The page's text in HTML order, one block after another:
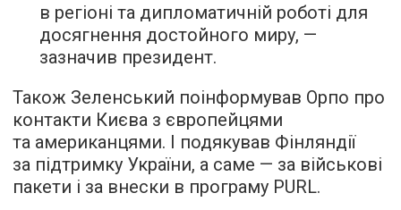
в регіоні та дипломатичній роботі для
досягнення достойного миру, —
зазначив президент.
Також Зеленський поінформував Орпо про
контакти Києва з європейцями
та американцями. І подякував Фінляндії
за підтримку України, а саме — за військові
пакети і за внески в програму PURL.